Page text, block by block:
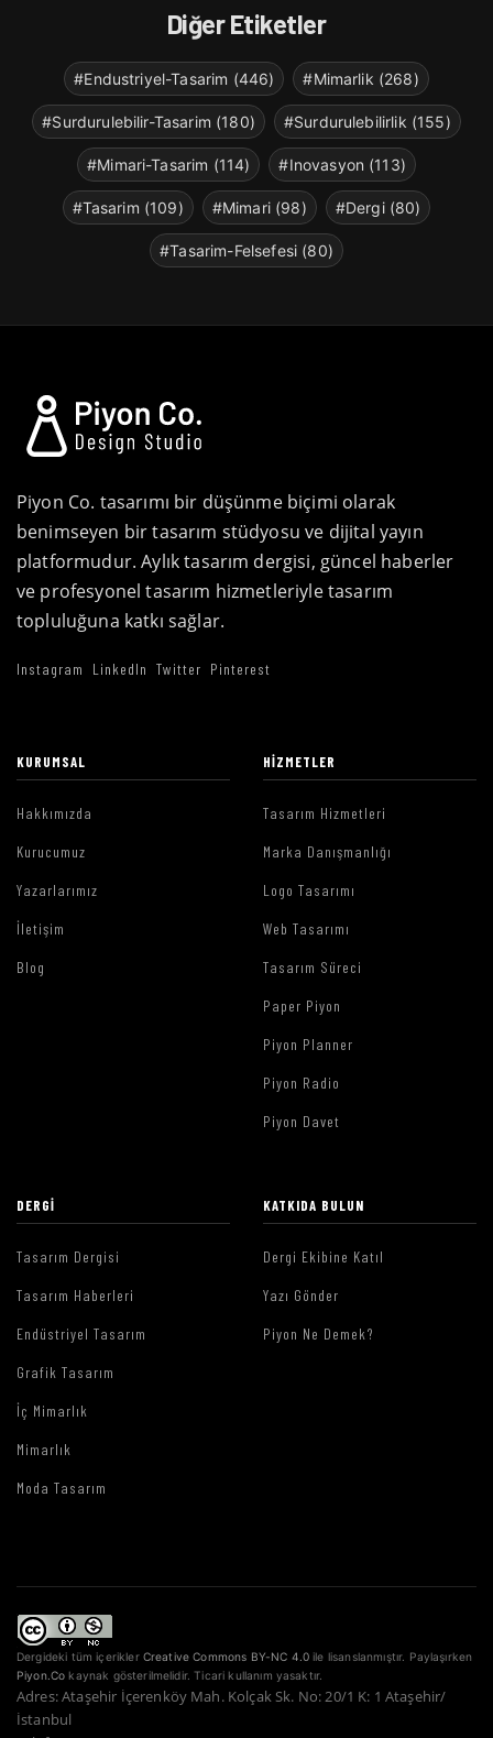
Diğer Etiketler
#Endustriyel-Tasarim (446) #Mimarlik (268)
#Surdurulebilir-Tasarim (180) #Surdurulebilirlik (155)
#Mimari-Tasarim (114) #Inovasyon (113)
#Tasarim (109) #Mimari (98) #Dergi (80)
#Tasarim-Felsefesi (80)
Piyon Co. tasarımı bir düşünme biçimi olarak
benimseyen bir tasarım stüdyosu ve dijital yayın
platformudur. Aylık tasarım dergisi, güncel haberler
ve profesyonel tasarım hizmetleriyle tasarım
topluluğuna katkı sağlar.
Instagram LinkedIn Twitter Pinterest
KURUMSAL
Hakkımızda
Kurucumuz
Yazarlarımız
İletişim
Blog
HIZMETLER
Tasarım Hizmetleri
Marka Danışmanlığı
Logo Tasarımı
Web Tasarımı
Tasarım Süreci
Paper Piyon
Piyon Planner
Piyon Radio
Piyon Davet
DERGI
Tasarım Dergisi
Tasarım Haberleri
Endüstriyel Tasarım
Grafik Tasarım
İç Mimarlık
Mimarlık
Moda Tasarım
KATKIDA BULUN
Dergi Ekibine Katıl
Yazı Gönder
Piyon Ne Demek?
Dergideki tüm içerikler Creative Commons BY-NC 4.0 ile lisanslanmıştır. Paylaşırken
Piyon.Co kaynak gösterilmelidir. Ticari kullanım yasaktır.
Adres: Ataşehir İçerenköy Mah. Kolçak Sk. No: 20/1 K: 1 Ataşehir/
İstanbul